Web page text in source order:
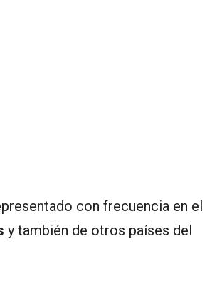
con frecuencia en el
y también de otros países del